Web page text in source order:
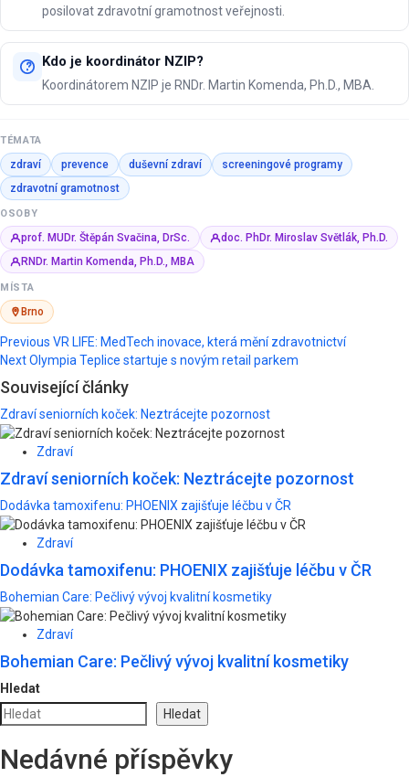
posilovat zdravotní gramotnost veřejnosti.
Kdo je koordinátor NZIP?
Koordinátorem NZIP je RNDr. Martin Komenda, Ph.D., MBA.
TÉMATA
zdraví prevence duševní zdraví
screeningové programy
zdravotní gramotnost
OSOBY
prof. MUDr. Štěpán Svačina, DrSc.
doc. PhDr. Miroslav Světlák, Ph.D.
RNDr. Martin Komenda, Ph.D., MBA
MÍSTA
Brno
Post
navigation
Previous VR LIFE: MedTech inovace, která mění zdravotnictví
NextOlympia Teplice startuje s novým retail parkem
Související články
Zdraví seniorních koček: Neztrácejte pozornost
Zdraví
Zdraví seniorních koček: Neztrácejte pozornost
Dodávka tamoxifenu: PHOENIX zajišťuje léčbu v ČR
Zdraví
Dodávka tamoxifenu: PHOENIX zajišťuje léčbu v ČR
Bohemian Care: Pečlivý vývoj kvalitní kosmetiky
Zdraví
Bohemian Care: Pečlivý vývoj kvalitní kosmetiky
Hledat
Hledat
Nedávné příspěvky